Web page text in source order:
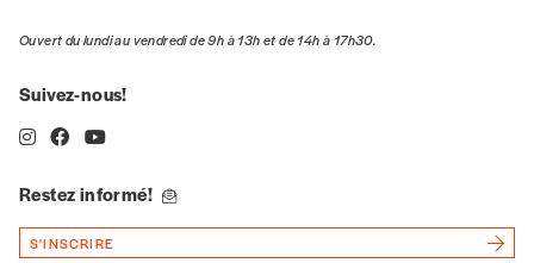
Je commande au numéro
uniquement)
Ouvert du lundi au vendredi de 9h à 13h et de 14h à 17h30.
Suivez-nous!
Restez informé!
S'INSCRIRE